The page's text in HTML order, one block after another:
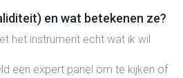
en wat betekenen ze?
het instrument echt wat ik wil
een expert panel om te kijken of